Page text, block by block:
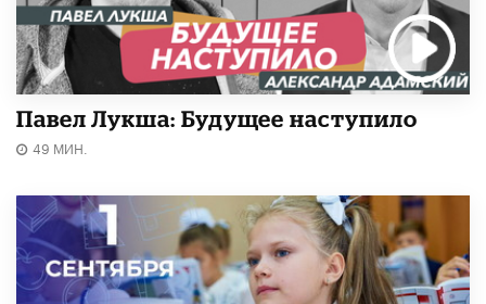
Павел Лукша: Будущее наступило
49 МИН.